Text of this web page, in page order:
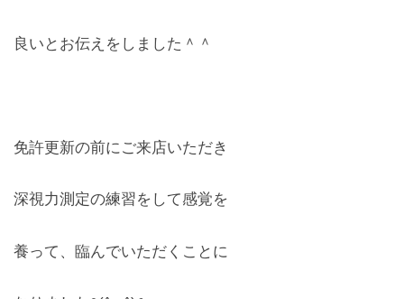
良いとお伝えをしました＾＾
免許更新の前にご来店いただき
深視力測定の練習をして感覚を
養って、臨んでいただくことに